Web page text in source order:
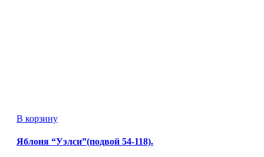
В корзину
Яблоня “Уэлси”(подвой 54-118).